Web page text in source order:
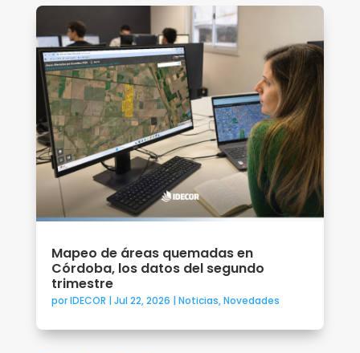
Mapeo de áreas quemadas en
Córdoba, los datos del segundo
trimestre
porIDECOR | Jul 22, 2026 | Noticias,Novedades